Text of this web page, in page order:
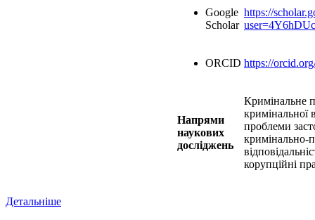
Google
Scholar
https://
ORCID https://
Напрями
наукових
досліджень
Кримінальне
кримінальної
проблеми
кримінально-
корупційні
Детальніше